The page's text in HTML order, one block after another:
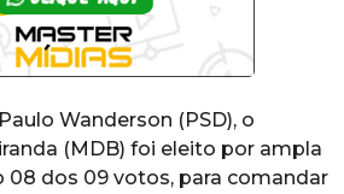
Wanderson (PSD), o
(MDB) foi eleito por ampla
08 dos 09 votos, para comandar